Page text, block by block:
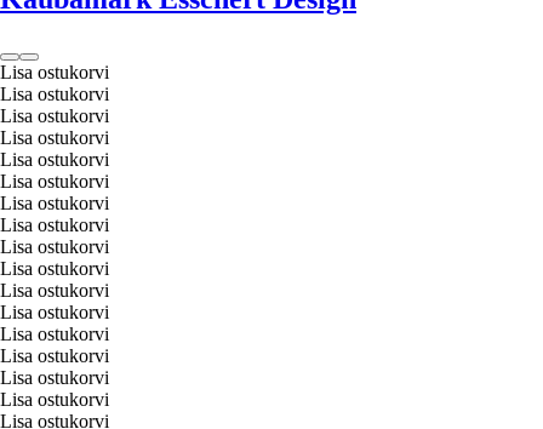
Lisa ostukorvi
Lisa ostukorvi
Lisa ostukorvi
Lisa ostukorvi
Lisa ostukorvi
Lisa ostukorvi
Lisa ostukorvi
Lisa ostukorvi
Lisa ostukorvi
Lisa ostukorvi
Lisa ostukorvi
Lisa ostukorvi
Lisa ostukorvi
Lisa ostukorvi
Lisa ostukorvi
Lisa ostukorvi
Lisa ostukorvi